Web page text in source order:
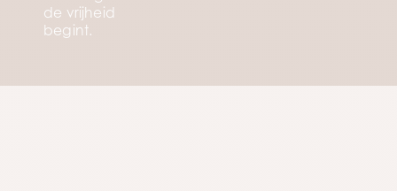
de vrijheid
begint.